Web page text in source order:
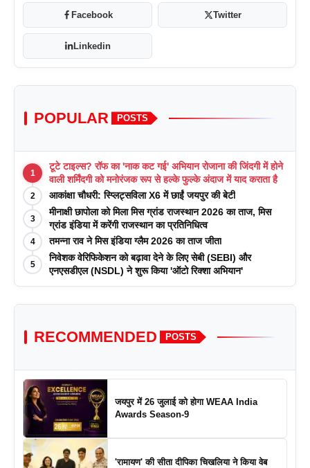
Facebook Twitter
Linkedin
POPULAR POSTS
1
टूटे टाइल्स? रॉफ का 'नाक कट गई' अभियान रोजाना की जिंदगी में होने
वाली शर्मिंदगी को मनोरंजक रूप से हल्के फुल्के अंदाज में याद कराता है
2 आकांक्षा चौधरी: स्प्लिट्सविला X6 में छाईं जयपुर की बेटी
3
मीनाक्षी छापोला को मिला मिस ग्रांड राजस्थान 2026 का ताज, मिस
ग्रांड इंडिया में करेंगी राजस्थान का प्रतिनिधित्व
4 तमन्ना राव ने मिस इंडिया ग्लैम 2026 का ताज जीता
5
निवेशक वेरिफिकेशन को बढ़ावा देने के लिए सेबी (SEBI) और
एनएसडीएल (NSDL) ने शुरू किया 'ऑटो रिक्शा अभियान'
RECOMMENDED POSTS
जयपुर में 26 जुलाई को होगा WEAA India
Awards Season-9
'रामायण' की सीता दीपिका चिखलिया ने किया वेब